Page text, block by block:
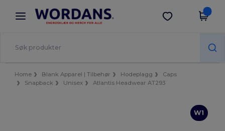
× Wordans-app
Bedre priser i appen!
Last ned app
Home Blank Apparel | Tilbehør Hodeplagg
Caps
Snapback
Unisex Atlantis Headwear AT293
W1